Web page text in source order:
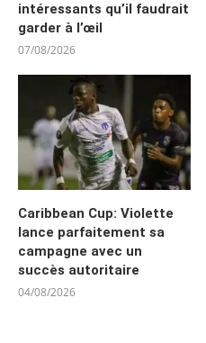
intéressants qu’il faudrait
garder à l’œil
07/08/2026
Caribbean Cup: Violette
lance parfaitement sa
campagne avec un
succès autoritaire
04/08/2026